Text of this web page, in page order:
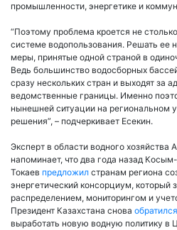
промышленности, энергетике и
“Поэтому проблема кроется не
системе водопользования. Решать ее
меры, принятые одной страной в
Ведь большинство водосборных
сразу нескольких стран и выходят за
ведомственные границы. Именно
нынешней ситуации на региональном
решения”, – подчеркивает Есекин.
Эксперт в области водного
напоминает, что два года назад
Токаев предложил странам региона
энергетический консорциум, который
распределением, мониторингом и
Президент Казахстана снова обратился
выработать новую водную политику в